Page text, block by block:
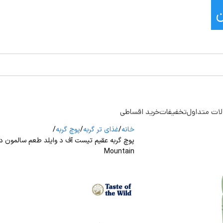
متداولتخفیفاتخرید اقساطی
خانه غذای تر گربه پوچ گربه
Mountain